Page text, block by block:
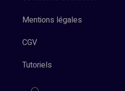
Mentions légales
CGV
Tutoriels